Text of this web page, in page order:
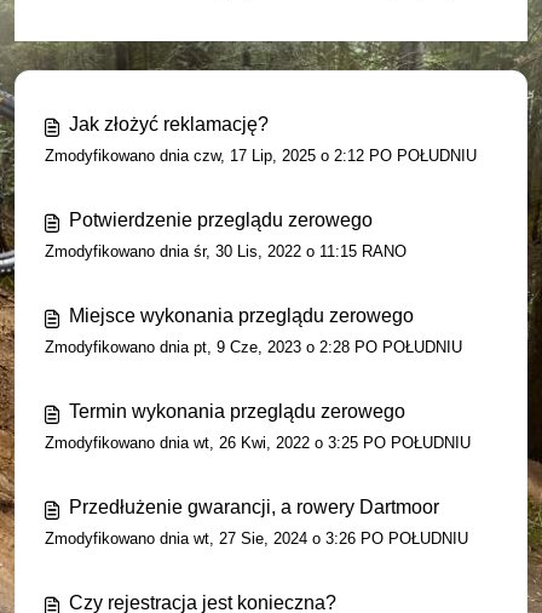
Jak złożyć reklamację?
Zmodyfikowano dnia czw, 17 Lip, 2025 o 2:12 PO POŁUDNIU
Potwierdzenie przeglądu zerowego
Zmodyfikowano dnia śr, 30 Lis, 2022 o 11:15 RANO
Miejsce wykonania przeglądu zerowego
Zmodyfikowano dnia pt, 9 Cze, 2023 o 2:28 PO POŁUDNIU
Termin wykonania przeglądu zerowego
Zmodyfikowano dnia wt, 26 Kwi, 2022 o 3:25 PO POŁUDNIU
Przedłużenie gwarancji, a rowery Dartmoor
Zmodyfikowano dnia wt, 27 Sie, 2024 o 3:26 PO POŁUDNIU
Czy rejestracja jest konieczna?